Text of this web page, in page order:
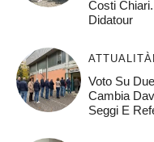
Costi
Didatour
ATTUALITÀ
Voto Su
Cambia
Seggi E